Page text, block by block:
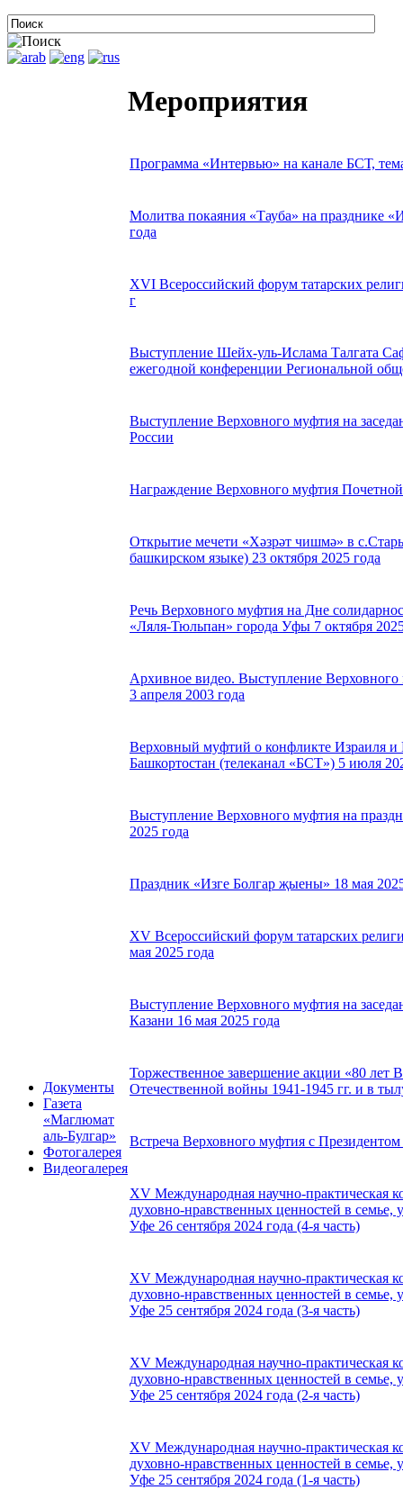
Документы
Газета
«Маглюмат
аль-Булгар»
Фотогалерея
Видеогалерея
Мероприятия
Программа «Интервью» на канале БСТ,
Молитва покаяния «Тауба» на празднике
года
XVI Всероссийский форум татарских
г
Выступление Шейх-уль-Ислама Талгата
ежегодной конференции Региональной
Выступление Верховного муфтия на
России
Награждение Верховного муфтия
Открытие мечети «Хәзрәт чишмә» в
башкирском языке) 23 октября 2025 года
Речь Верховного муфтия на Дне
«Ляля-Тюльпан» города Уфы 7 октября
Архивное видео. Выступление
3 апреля 2003 года
Верховный муфтий о конфликте Израиля
Башкортостан (телеканал «БСТ») 5 июля
Выступление Верховного муфтия на
2025 года
Праздник «Изге Болгар җыены» 18 мая
XV Всероссийский форум татарских
мая 2025 года
Выступление Верховного муфтия на
Казани 16 мая 2025 года
Торжественное завершение акции «80 лет
Отечественной войны 1941-1945 гг. и в
Встреча Верховного муфтия с
XV Международная научно-практическая
духовно-нравственных ценностей в
Уфе 26 сентября 2024 года (4-я часть)
XV Международная научно-практическая
духовно-нравственных ценностей в
Уфе 25 сентября 2024 года (3-я часть)
XV Международная научно-практическая
духовно-нравственных ценностей в
Уфе 25 сентября 2024 года (2-я часть)
XV Международная научно-практическая
духовно-нравственных ценностей в
Уфе 25 сентября 2024 года (1-я часть)